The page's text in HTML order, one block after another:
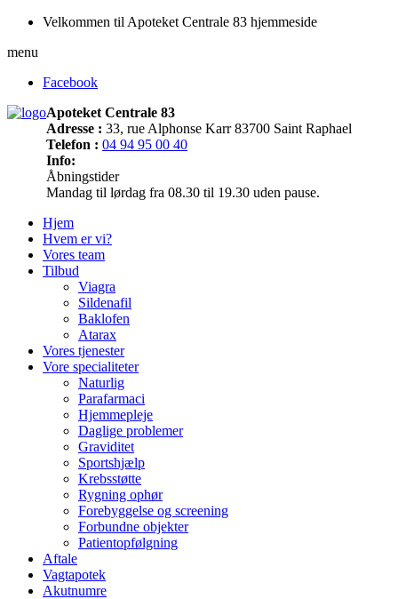
Velkommen til Apoteket Centrale 83 hjemmeside
menu
Facebook
Apoteket Centrale 83
Adresse : 33, rue Alphonse Karr 83700 Saint Raphael
Telefon : 04 94 95 00 40
Info:
Åbningstider
Mandag til lørdag fra 08.30 til 19.30 uden pause.
Hjem
Hvem er vi?
Vores team
Tilbud
Viagra
Sildenafil
Baklofen
Atarax
Vores tjenester
Vore specialiteter
Naturlig
Parafarmaci
Hjemmepleje
Daglige problemer
Graviditet
Sportshjælp
Krebsstøtte
Rygning ophør
Forebyggelse og screening
Forbundne objekter
Patientopfølgning
Aftale
Vagtapotek
Akutnumre